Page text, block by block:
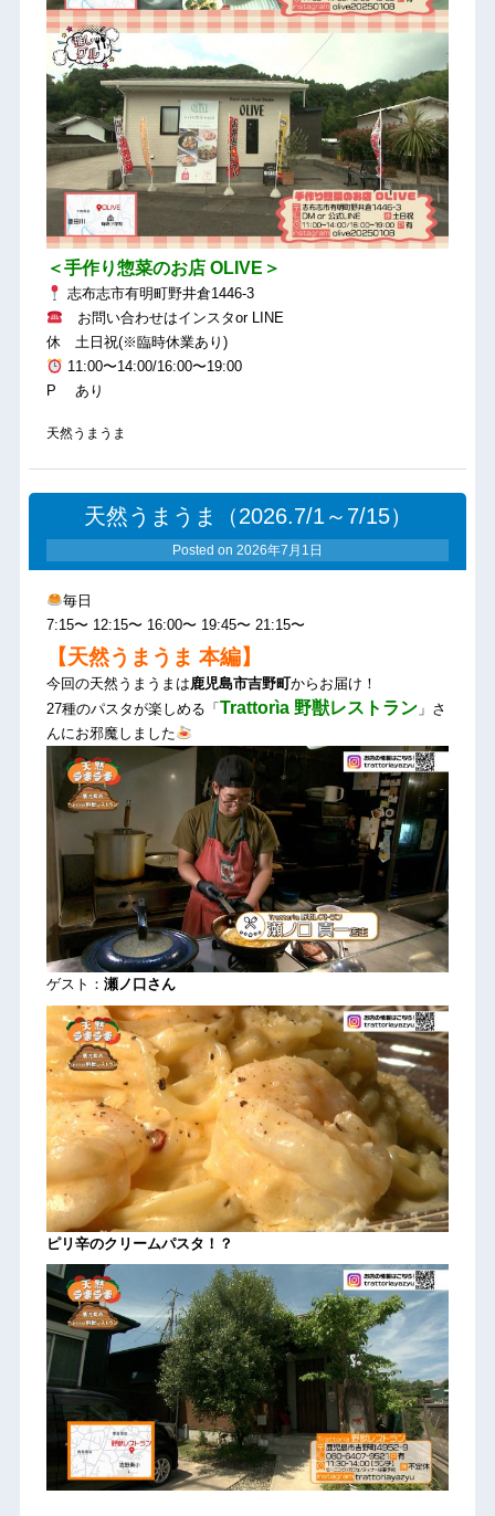
＜手作り惣菜のお店 OLIVE＞
志布志市有明町野井倉1446-3
お問い合わせはインスタor LINE
休 土日祝(※臨時休業あり)
11:00〜14:00/16:00〜19:00
P あり
天然うまうま
天然うまうま（2026.7/1～7/15）
Posted on 2026年7月1日
毎日
7:15〜 12:15〜 16:00〜 19:45〜 21:15〜
【天然うまうま 本編】
今回の天然うまうまは鹿児島市吉野町からお届け！
27種のパスタが楽しめる「 Trattorìa 野獣レストラン」さ
んにお邪魔しました
ゲスト： 瀬ノ口さん
ピリ辛のクリームパスタ！？